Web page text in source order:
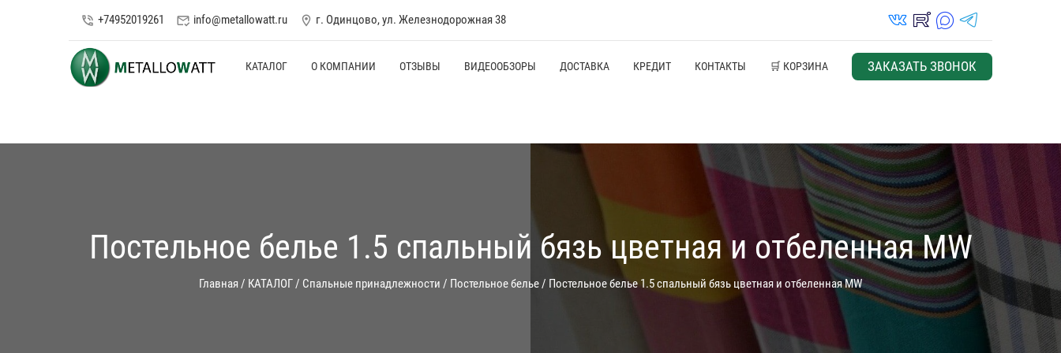
phone_in_talk +74952019261 mark_email_read info@metallowatt.ru location_on г. Одинцово, ул. Железнодорожная 38 vk_in rutube_in max_s telegrams_in
КАТАЛОГ О КОМПАНИИ ОТЗЫВЫ ВИДЕООБЗОРЫ ДОСТАВКА КРЕДИТ КОНТАКТЫ 🛒 КОРЗИНА ЗАКАЗАТЬ ЗВОНОК
Постельное белье 1.5 спальный бязь цветная и отбеленная MW
Главная / КАТАЛОГ/ Спальные принадлежности / Постельное белье/ Постельное белье 1.5 спальный бязь цветная и отбеленная MW